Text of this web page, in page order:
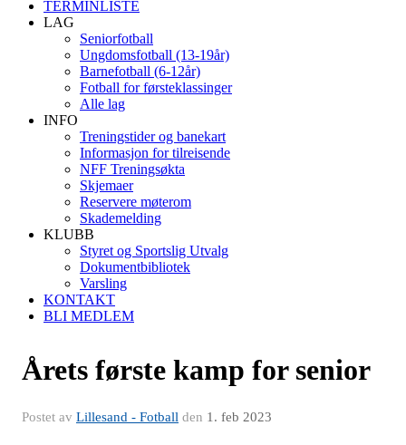
TERMINLISTE
LAG
Seniorfotball
Ungdomsfotball (13-19år)
Barnefotball (6-12år)
Fotball for førsteklassinger
Alle lag
INFO
Treningstider og banekart
Informasjon for tilreisende
NFF Treningsøkta
Skjemaer
Reservere møterom
Skademelding
KLUBB
Styret og Sportslig Utvalg
Dokumentbibliotek
Varsling
KONTAKT
BLI MEDLEM
Årets første kamp for senior
Postet av Lillesand - Fotball den 1. feb 2023